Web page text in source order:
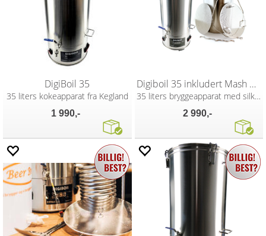
DigiBoil 35
35 liters kokeapparat fra Kegland
1 990,-
Digiboil 35 inkludert Mash Upgrade Kit
35 liters bryggeapparat med silkar
2 990,-